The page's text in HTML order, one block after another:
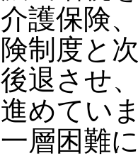
介護保険
険制度と
後退させ
進めてい
一層困難